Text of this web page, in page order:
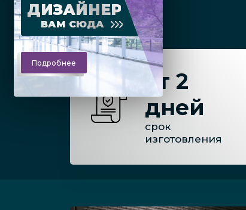
ДИЗАЙНЕР
ВАМ СЮДА
Подробнее
от 2
дней
срок
изготовления